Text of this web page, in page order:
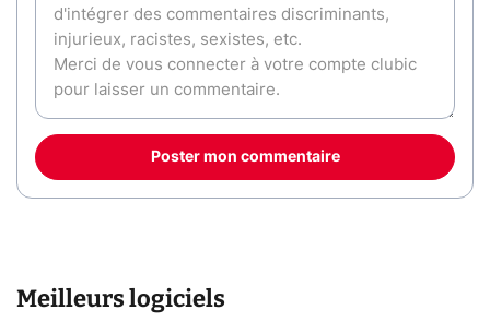
Poster mon commentaire
Meilleurs logiciels